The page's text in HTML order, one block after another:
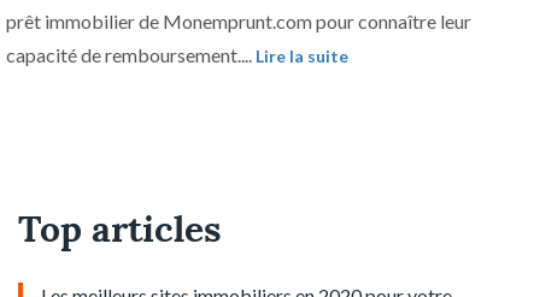
prêt immobilier de Monemprunt.com pour connaître leur
capacité de remboursement.... Lire la suite
Top articles